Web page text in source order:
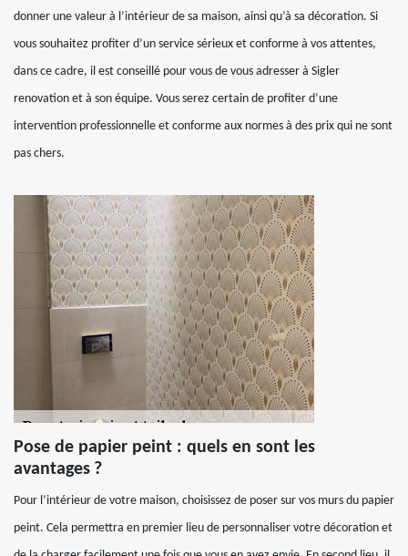
donner une valeur à l’intérieur de sa maison, ainsi qu’à sa décoration. Si
vous souhaitez profiter d’un service sérieux et conforme à vos attentes,
dans ce cadre, il est conseillé pour vous de vous adresser à Sigler
renovation et à son équipe. Vous serez certain de profiter d’une
intervention professionnelle et conforme aux normes à des prix qui ne sont
pas chers.
Pose de papier peint : quels en sont les
avantages ?
Pour l’intérieur de votre maison, choisissez de poser sur vos murs du papier
peint. Cela permettra en premier lieu de personnaliser votre décoration et